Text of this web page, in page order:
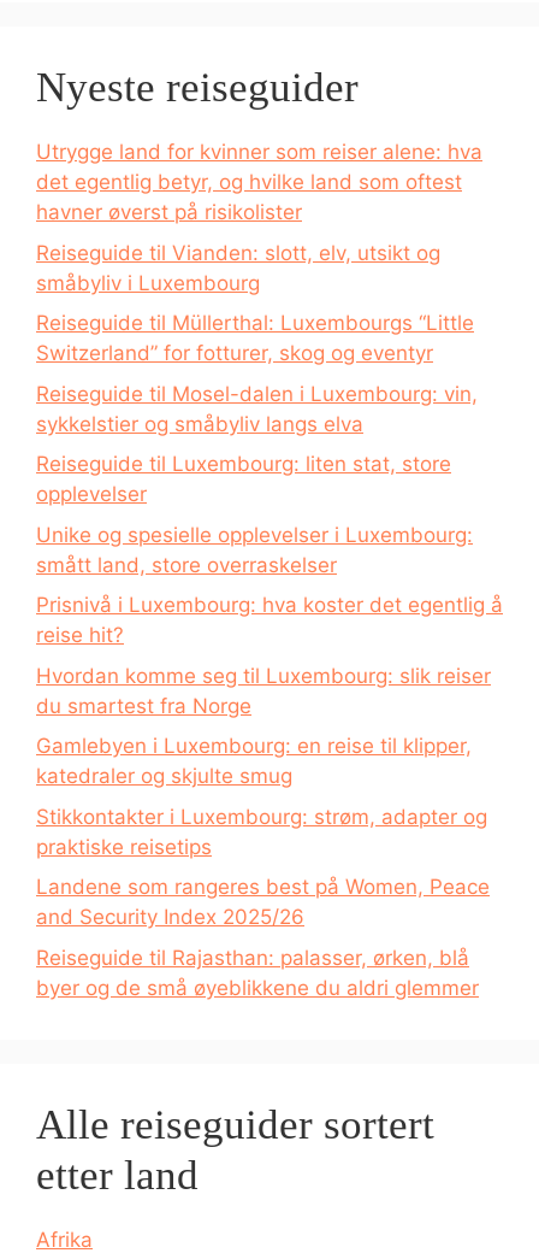
Nyeste reiseguider
Utrygge land for kvinner som reiser alene: hva
det egentlig betyr, og hvilke land som oftest
havner øverst på risikolister
Reiseguide til Vianden: slott, elv, utsikt og
småbyliv i Luxembourg
Reiseguide til Müllerthal: Luxembourgs “Little
Switzerland” for fotturer, skog og eventyr
Reiseguide til Mosel-dalen i Luxembourg: vin,
sykkelstier og småbyliv langs elva
Reiseguide til Luxembourg: liten stat, store
opplevelser
Unike og spesielle opplevelser i Luxembourg:
smått land, store overraskelser
Prisnivå i Luxembourg: hva koster det egentlig å
reise hit?
Hvordan komme seg til Luxembourg: slik reiser
du smartest fra Norge
Gamlebyen i Luxembourg: en reise til klipper,
katedraler og skjulte smug
Stikkontakter i Luxembourg: strøm, adapter og
praktiske reisetips
Landene som rangeres best på Women, Peace
and Security Index 2025/26
Reiseguide til Rajasthan: palasser, ørken, blå
byer og de små øyeblikkene du aldri glemmer
Alle reiseguider sortert
etter land
Afrika